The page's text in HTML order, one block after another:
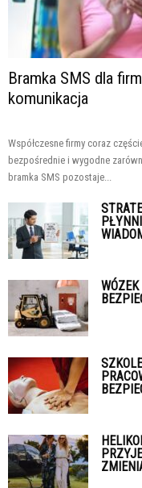
Bramka SMS dla
komunikacja
Współczesne firmy coraz
bezpośrednie i wygodne
bramka SMS pozostaje...